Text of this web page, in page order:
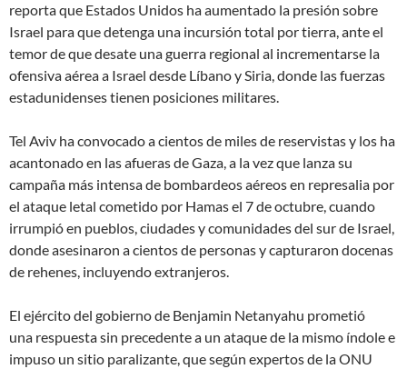
reporta que Estados Unidos ha aumentado la presión sobre
Israel para que detenga una incursión total por tierra, ante el
temor de que desate una guerra regional al incrementarse la
ofensiva aérea a Israel desde Líbano y Siria, donde las fuerzas
estadunidenses tienen posiciones militares.
Tel Aviv ha convocado a cientos de miles de reservistas y los ha
acantonado en las afueras de Gaza, a la vez que lanza su
campaña más intensa de bombardeos aéreos en represalia por
el ataque letal cometido por Hamas el 7 de octubre, cuando
irrumpió en pueblos, ciudades y comunidades del sur de Israel,
donde asesinaron a cientos de personas y capturaron docenas
de rehenes, incluyendo extranjeros.
El ejército del gobierno de Benjamin Netanyahu prometió
una respuesta sin precedente a un ataque de la mismo índolee
impuso un sitio paralizante, que según expertos de la ONU